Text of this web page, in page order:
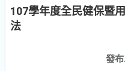
107學年度全民健保暨
法
發布